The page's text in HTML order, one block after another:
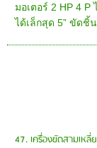
มอเตอร์ 2 HP 4
ได้เล็กสุด 5” ขัดชิ้
47. เครื่องขัดสามเหลี่